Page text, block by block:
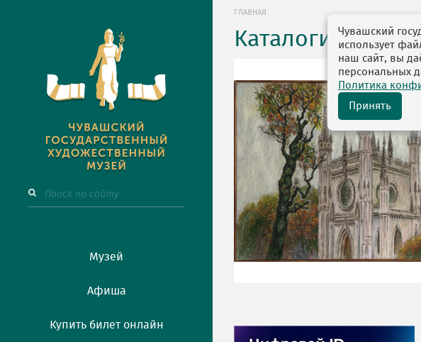
Музей
Афиша
Купить билет онлайн
ГЛАВНАЯ
Каталоги Чувашский
использует
наш сайт, вы
персональных
Политика
Принять